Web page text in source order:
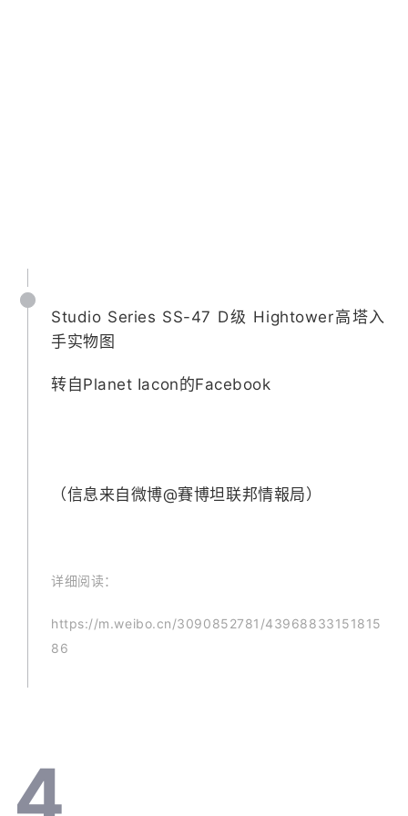
Studio Series SS-47 D级 Hightower高塔入
手实物图
转自Planet Iacon的Facebook ​​​
（信息来自微博@賽博坦联邦情報局）
详细阅读：
https://m.weibo.cn/3090852781/43968833151815
86
4